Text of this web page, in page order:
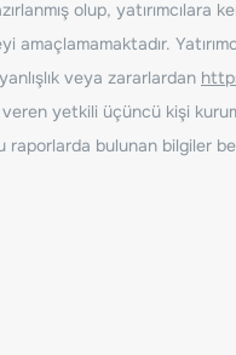
olup, yatırımcılara
veya zararlardan
yetkili üçüncü kişi
raporlarda bulunan bilgiler